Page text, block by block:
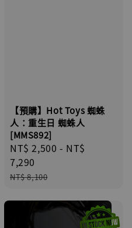
【預購】Hot Toys 蜘蛛
人：重生日 蜘蛛人
[MMS892]
Sale
price
NT$ 2,500 - NT$
7,290
Regular
NT$ 8,100